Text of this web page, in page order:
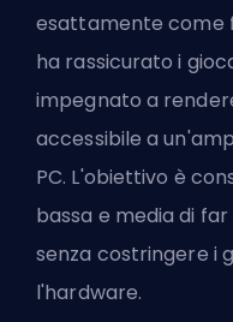
esattamente come
ha rassicurato i
impegnato a
accessibile a
PC. L'obiettivo è
bassa e media di
senza costringere i
l'hardware.